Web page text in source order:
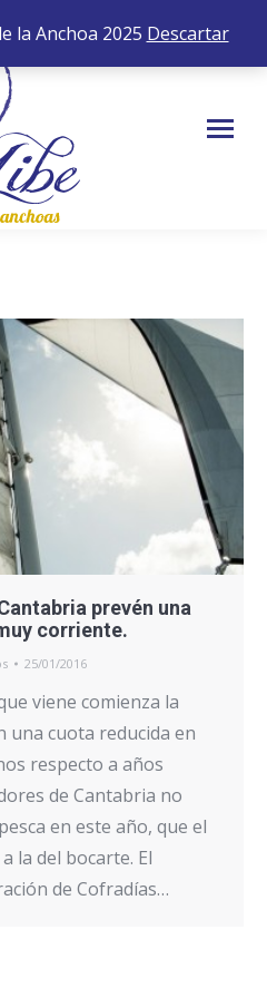
prevén una
corriente.
25/01/2016
viene comienza la
una cuota reducida en
respecto a años
de Cantabria no
en este año, que el
la del bocarte. El
de Cofradías…
la Anchoa 2025 Descartar